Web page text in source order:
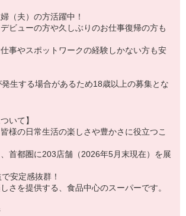
（夫）の方活躍中！
ビューの方や久しぶりのお仕事復帰の方も
事やスポットワークの経験しかない方も安
生する場合があるため18歳以上の募集とな
いて】
様の日常生活の楽しさや豊かさに役立つこ
首都圏に203店舗（2026年5月末現在）を展
安定感抜群！
さを提供する、食品中心のスーパーです。